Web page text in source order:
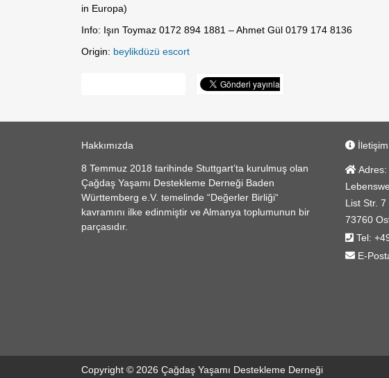
in Europa)
Info: Işın Toymaz 0172 894 1881 – Ahmet Gül 0179 174 8136
Origin: beylikdüzü escort
Hakkımızda
8 Temmuz 2018 tarihinde Stuttgart’ta kurulmuş olan
Çağdaş Yaşamı Destekleme Derneği Baden
Württemberg e.V. temelinde “Değerler Birliği“
kavramını ilke edinmiştir ve Almanya toplumunun bir
parçasıdır.
Adres:
List Str. 7
73760
Tel:
E-
Copyright © 2026 Çağdaş Yaşamı Destekleme Derneği